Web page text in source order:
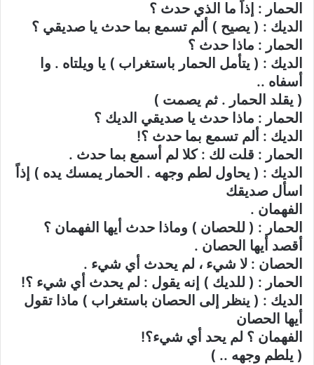
الحمار : إذاً ما الذي حدث ؟
الديك : ( يصيح ) ألم تسمع بما حدث يا صديقي ؟
الحمار : ماذا حدث ؟
الديك : ( يتأمل الحمار باستغراب ) يا ويلتاه . وا
أسفاه ..
( يقلد الحمار . ثم يصمت )
الحمار : ماذا حدث يا صديقي الديك ؟
الديك : ألم تسمع بما حدث ؟!
الحمار : قلت لك : كلا لم أسمع بما حدث .
الديك : ( يحاول لطم وجهه . الحمار يمسك يده ) إذاً
اسأل صديقك
الفهمان .
الحمار : ( للحصان ) وماذا حدث أيها الفهمان ؟
أقصد أيها الحصان .
الحصان : لا شيء ، لم يحدث أي شيء .
الحمار : ( للديك ) إنه يقول : لم يحدث أي شيء ؟!
الديك : ( ينظر إلى الحصان باستغراب ) ماذا تقول
أيها الحصان
الفهمان ؟ لم يحد أي شيء؟!
( يلطم وجهه .. )